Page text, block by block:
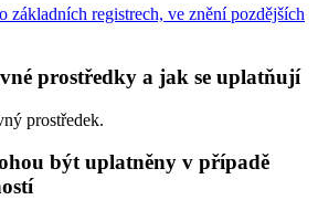
základních registrech, ve znění pozdějších
prostředky a jak se uplatňují
prostředek.
být uplatněny v případě